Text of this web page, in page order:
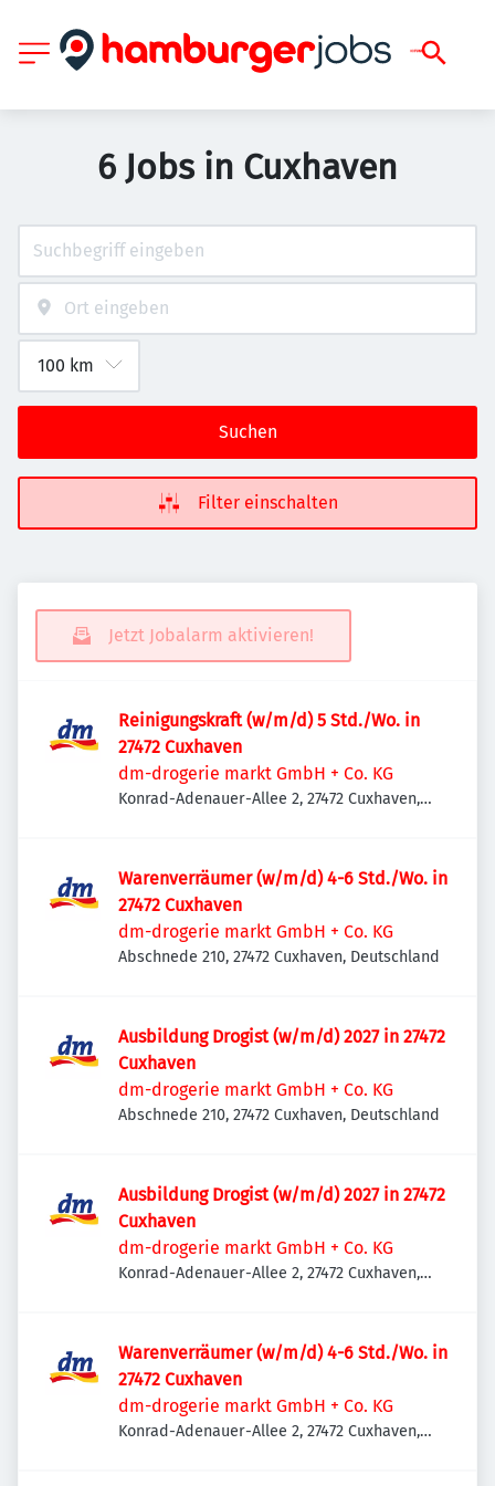
6 Jobs in Cuxhaven
Suchen
Filter einschalten
Jetzt Jobalarm aktivieren!
Reinigungskraft (w/m/d) 5 Std./Wo. in
27472 Cuxhaven
dm-drogerie markt GmbH + Co. KG
Konrad-Adenauer-Allee 2, 27472 Cuxhaven,
Warenverräumer (w/m/d) 4-6 Std./Wo. in
27472 Cuxhaven
dm-drogerie markt GmbH + Co. KG
Abschnede 210, 27472 Cuxhaven, Deutschland
Ausbildung Drogist (w/m/d) 2027 in 27472
Cuxhaven
dm-drogerie markt GmbH + Co. KG
Abschnede 210, 27472 Cuxhaven, Deutschland
Ausbildung Drogist (w/m/d) 2027 in 27472
Cuxhaven
dm-drogerie markt GmbH + Co. KG
Konrad-Adenauer-Allee 2, 27472 Cuxhaven,
Warenverräumer (w/m/d) 4-6 Std./Wo. in
27472 Cuxhaven
dm-drogerie markt GmbH + Co. KG
Konrad-Adenauer-Allee 2, 27472 Cuxhaven,